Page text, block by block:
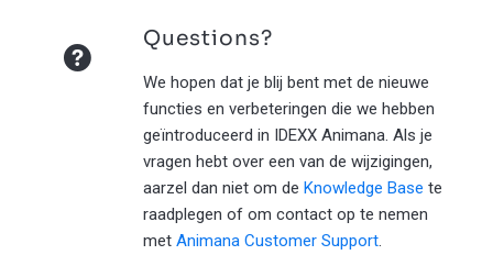
Questions?
We hopen dat je blij bent met de nieuwe
functies en verbeteringen die we hebben
geïntroduceerd in IDEXX Animana. Als je
vragen hebt over een van de wijzigingen,
aarzel dan niet om de Knowledge Base te
raadplegen of om contact op te nemen
met Animana Customer Support.